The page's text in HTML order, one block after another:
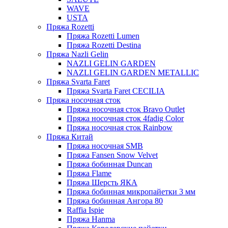
WAVE
USTA
Пряжа Rozetti
Пряжа Rozetti Lumen
Пряжа Rozetti Destina
Пряжа Nazli Gelin
NAZLI GELIN GARDEN
NAZLI GELIN GARDEN METALLIC
Пряжа Svarta Faret
Пряжа Svarta Faret CECILIA
Пряжа носочная сток
Пряжа носочная сток Bravo Outlet
Пряжа носочная сток 4fadig Color
Пряжа носочная сток Rainbow
Пряжа Китай
Пряжа носочная SMB
Пряжа Fansen Snow Velvet
Пряжа бобинная Duncan
Пряжа Flame
Пряжа Шерсть ЯКА
Пряжа бобинная микропайетки 3 мм
Пряжа бобинная Ангора 80
Raffia Ispie
Пряжа Hanma